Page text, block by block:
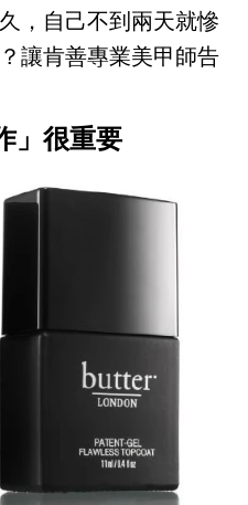
，自己不到兩天就慘
讓肯善專業美甲師告
」很重要